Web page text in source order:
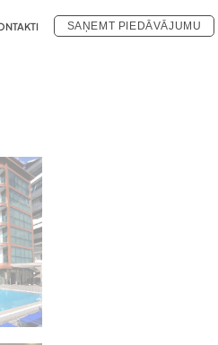
SAŅEMT PIEDĀVĀJUMU